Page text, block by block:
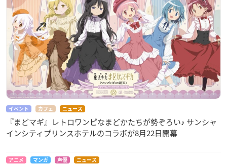
イベント カフェ ニュース
『まどマギ』レトロワンピなまどかたちが勢ぞろい♪ サンシャ
インシティプリンスホテルのコラボが8月22日開幕
アニメ マンガ 声優 ニュース